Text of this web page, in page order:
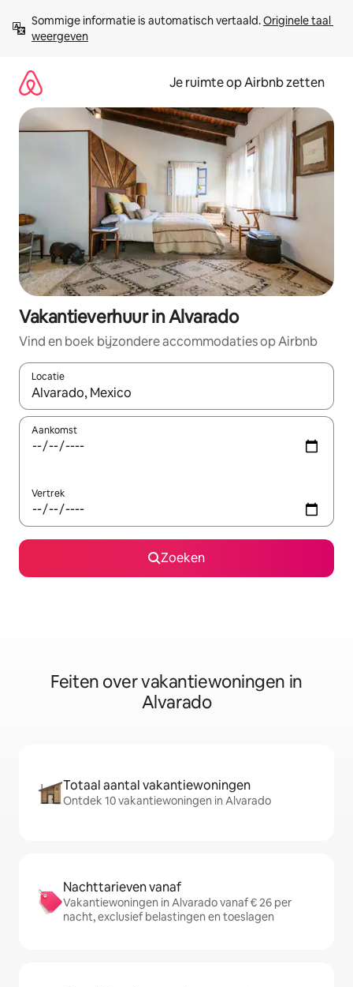
direct
naar
Sommige informatie is automatisch vertaald. Originele taal
weergeven
Je ruimte op Airbnb zetten
Vakantieverhuur in Alvarado
Vind en boek bijzondere accommodaties op Airbnb
Locatie
Wanneer er suggesties beschikbaar zijn, maak je een keuze
Aankomst
Vertrek
Zoeken
Feiten over vakantiewoningen in
Alvarado
Totaal aantal vakantiewoningen
Ontdek 10 vakantiewoningen in Alvarado
Nachttarieven vanaf
Vakantiewoningen in Alvarado vanaf € 26 per
nacht, exclusief belastingen en toeslagen